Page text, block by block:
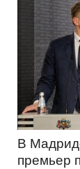
В
премьер